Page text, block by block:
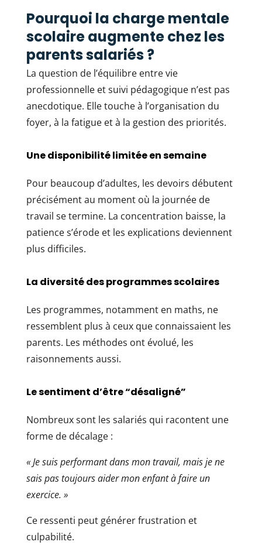
Pourquoi la charge mentale
scolaire augmente chez les
parents salariés ?
La question de l’équilibre entre vie
professionnelle et suivi pédagogique n’est pas
anecdotique. Elle touche à l’organisation du
foyer, à la fatigue et à la gestion des priorités.
Une disponibilité limitée en semaine
Pour beaucoup d’adultes, les devoirs débutent
précisément au moment où la journée de
travail se termine. La concentration baisse, la
patience s’érode et les explications deviennent
plus difficiles.
La diversité des programmes scolaires
Les programmes, notamment en maths, ne
ressemblent plus à ceux que connaissaient les
parents. Les méthodes ont évolué, les
raisonnements aussi.
Le sentiment d’être “désaligné”
Nombreux sont les salariés qui racontent une
forme de décalage :
« Je suis performant dans mon travail, mais je ne
sais pas toujours aider mon enfant à faire un
exercice. »
Ce ressenti peut générer frustration et
culpabilité.